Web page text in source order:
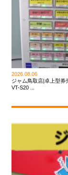
2026.08.06
ジャム鳥取店|卓上型券
VT-S20 ...